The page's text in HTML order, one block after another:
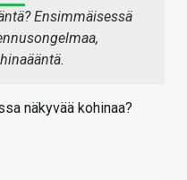
Ensimmäisessä
näkyvää kohinaa?